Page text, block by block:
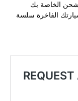
الخاصة بك
الفاخرة سلسة